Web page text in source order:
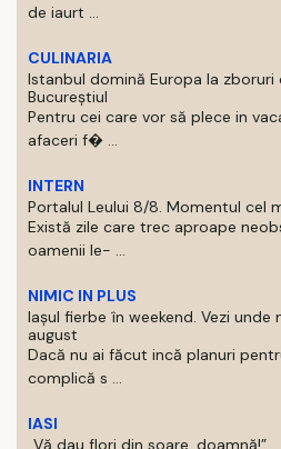
de iaurt ...
CULINARIA
Istanbul domină Europa la zboruri
Bucureștiul
Pentru cei care vor să plece in
afaceri f� ...
INTERN
Portalul Leului 8/8. Momentul cel
Există zile care trec aproape
oamenii le- ...
NIMIC IN PLUS
Iașul fierbe în weekend. Vezi unde
august
Dacă nu ai făcut incă planuri
complică s ...
IASI
„Vă dau flori din soare, doamnă!”